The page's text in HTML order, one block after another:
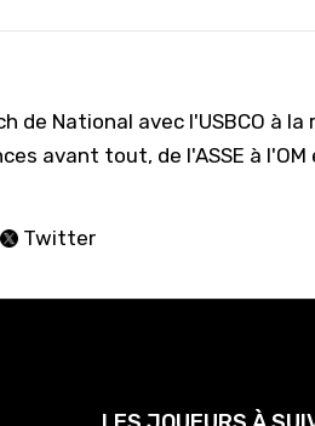
de National avec l'USBCO à
avant tout, de l'ASSE à
Twitter